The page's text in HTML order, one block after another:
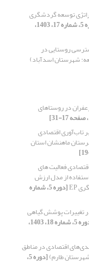
توسعه گردشگری
[دوره 5، شماره 17، 1403،
روستایی در
شهرستان اسدآباد)
در روستاهای
تاب‌‌آوری اقتصادی
ماهنشان استان
فعالیت های
از مدل ارزش
[دوره 5، شماره
تغییرات پوشش گیاهی
[دوره 5، شماره 18، 1403،
اقتصادی در مناطق
طارم) [دوره 5،